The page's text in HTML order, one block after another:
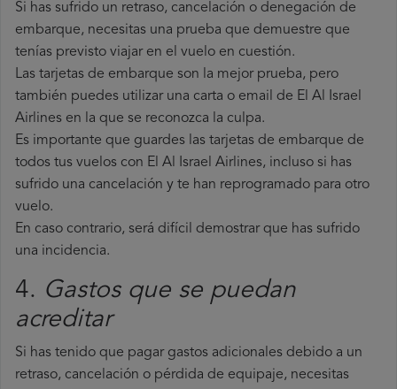
Si has sufrido un retraso, cancelación o denegación de
embarque, necesitas una prueba que demuestre que
tenías previsto viajar en el vuelo en cuestión.
Las tarjetas de embarque son la mejor prueba, pero
también puedes utilizar una carta o email de El Al Israel
Airlines en la que se reconozca la culpa.
Es importante que guardes las tarjetas de embarque de
todos tus vuelos con El Al Israel Airlines, incluso si has
sufrido una cancelación y te han reprogramado para otro
vuelo.
En caso contrario, será difícil demostrar que has sufrido
una incidencia.
4. Gastos que se puedan
acreditar
Si has tenido que pagar gastos adicionales debido a un
retraso, cancelación o pérdida de equipaje, necesitas